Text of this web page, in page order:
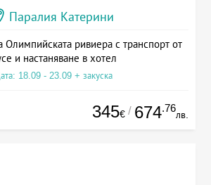
Паралия Катерини
Олимпийската ривиера с транспорт от
и настаняване в хотел
18.09 - 23.09 + закуска
345€ / 674.76
лв.